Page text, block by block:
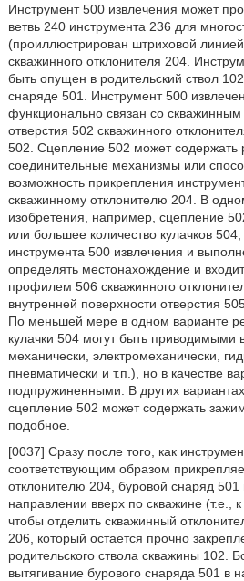
Инструмент 500 извлечения может
ветвь 240 инструмента 236 для
(проиллюстрирован штриховой
скважинного отклонителя 204.
быть опущен в родительский ствол
снаряде 501. Инструмент 500
функционально связан со скважинным
отверстия 502 скважинного
502. Сцепление 502 может содержать
соединительные механизмы или
возможность прикрепления
скважинному отклонителю 204. В
изобретения, например, сцепление
или большее количество кулачков
инструмента 500 извлечения и
определять местонахождение и
профилем 506 скважинного
внутренней поверхности отверстия
По меньшей мере в одном варианте
кулачки 504 могут быть приводимыми
механически, электромеханически,
пневматически и т.п.), но в качестве
подпружиненными. В других
сцепление 502 может содержать
подобное.
[0037] Сразу после того, как
соответствующим образом
отклонителю 204, буровой снаряд 501
направлении вверх по скважине (т.е.,
чтобы отделить скважинный
206, который остается прочно
родительского ствола скважины 102.
вытягивание бурового снаряда 501 в